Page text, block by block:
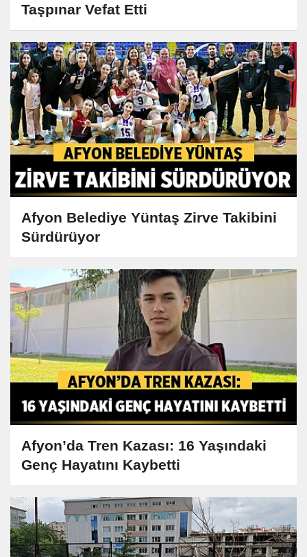
Taşpınar Vefat Etti
Afyon Belediye Yüntaş Zirve Takibini
Sürdürüyor
Afyon’da Tren Kazası: 16 Yaşındaki
Genç Hayatını Kaybetti